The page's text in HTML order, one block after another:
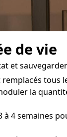
de vie
tous
la
4 semaines